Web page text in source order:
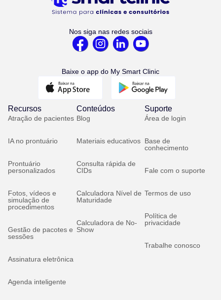
Nos siga nas redes sociais
Baixe o app do My Smart Clinic
Recursos
Atração de pacientes
IA no prontuário
Prontuário
personalizados
Fotos, vídeos e
simulação de
procedimentos
Gestão de pacotes e
sessões
Assinatura eletrônica
Agenda inteligente
Conteúdos
Blog
Materiais educativos
Consulta rápida de
CIDs
Calculadora Nível de
Maturidade
Calculadora de No-
Show
Suporte
Área de login
Base de
conhecimento
Fale com o suporte
Termos de uso
Política de
privacidade
Trabalhe conosco